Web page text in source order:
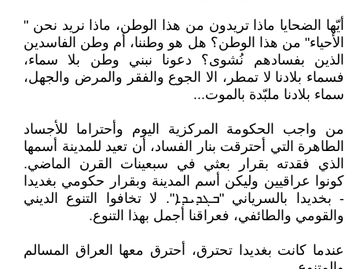
أيّها الضحايا ماذا تريدون من هذا الوطن، ماذا نريد نحن "
الأحياء" من هذا الوطن؟ هل هو وطننا، أم وطن الفاسدين
الذين بفسادهم نُشوى؟ دعونا نبني وطن بلا سماء،
فسماء بلادنا لا تمطر، الا الجوع والفقر والمرض والجهل،
سماء بلادنا ملبّدة بالموت...
من واجب الحكومة المركزية اليوم وأحتراما للأجساد
الطاهرة التي أحترقت بنار الفساد، أن تعيد للمدينة أسمها
الذي فقدته بقرار بعثي في سبعينات القرن الماضي.
كونوا عراقيين وليكن أسم المدينة وبقرار حكومي بغديدا
- بخديدا بالسرياني "ܒܓܕܝܕܐ". لا تخافوا التنوع الديني
والقومي والطائفي، فعراقنا أجمل بهذا التنوع.
عندما كانت بغديدا تحترق، أحترق معها العراق المسالم